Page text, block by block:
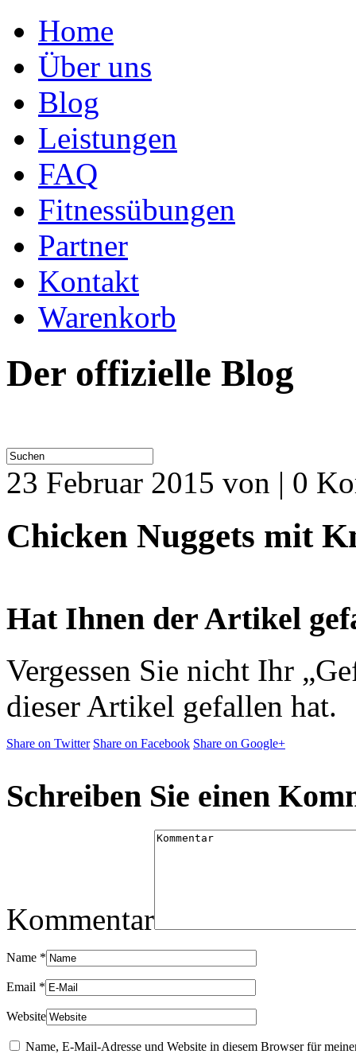
Home
Über uns
Blog
Leistungen
FAQ
Fitnessübungen
Partner
Kontakt
Warenkorb
Der offizielle Blog
23 Februar 2015 von | 0
Chicken Nuggets mit
Hat Ihnen der Artikel
Vergessen Sie nicht Ihr
dieser Artikel gefallen hat.
Share on Twitter Share on Facebook Share on Google+
Schreiben Sie einen
Kommentar
Name *
Email *
Website
Name, E-Mail-Adresse und Website in diesem Browser für